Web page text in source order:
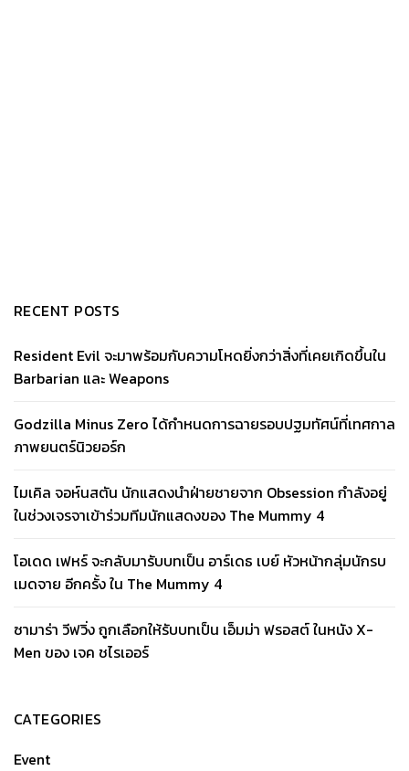
RECENT POSTS
Resident Evil จะมาพร้อมกับความโหดยิ่งกว่าสิ่งที่เคยเกิดขึ้นใน
Barbarian และ Weapons
Godzilla Minus Zero ได้กำหนดการฉายรอบปฐมทัศน์ที่เทศกาล
ภาพยนตร์นิวยอร์ก
ไมเคิล จอห์นสตัน นักแสดงนำฝ่ายชายจาก Obsession กำลังอยู่
ในช่วงเจรจาเข้าร่วมทีมนักแสดงของ The Mummy 4
โอเดด เฟหร์ จะกลับมารับบทเป็น อาร์เดธ เบย์ หัวหน้ากลุ่มนักรบ
เมดจาย อีกครั้ง ใน The Mummy 4
ซามาร่า วีฟวิ่ง ถูกเลือกให้รับบทเป็น เอ็มม่า ฟรอสต์ ในหนัง X-
Men ของ เจค ชไรเออร์
CATEGORIES
Event